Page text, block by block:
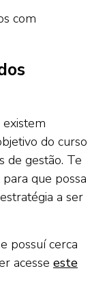
com
do curso
de gestão. Te
que possa
a ser
possuí cerca
acesse este